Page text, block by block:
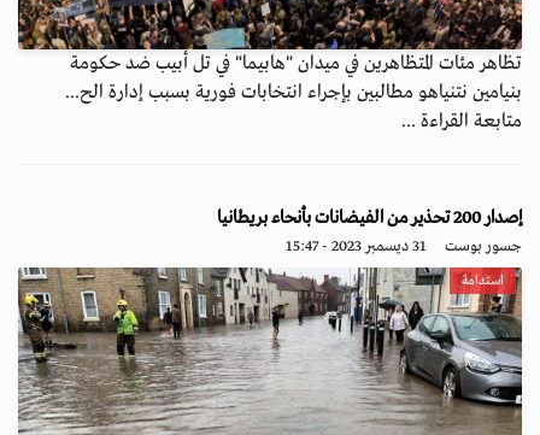
تظاهر مئات المتظاهرين في ميدان "هابيما" في تل أبيب ضد حكومة
بنيامين نتنياهو مطالبين بإجراء انتخابات فورية بسبب إدارة الح...
متابعة القراءة ...
إصدار 200 تحذير من الفيضانات بأنحاء بريطانيا
جسور بوست 31 ديسمبر 2023 - 15:47
استدامة